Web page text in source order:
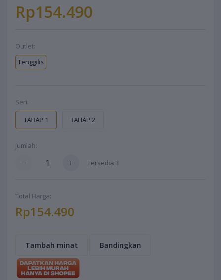
Rp154.490
Outlet:
Tenggilis
Seri:
TAHAP 1
TAHAP 2
Jumlah:
Tersedia 3
Total Harga:
Rp154.490
Tambah minat Bandingkan